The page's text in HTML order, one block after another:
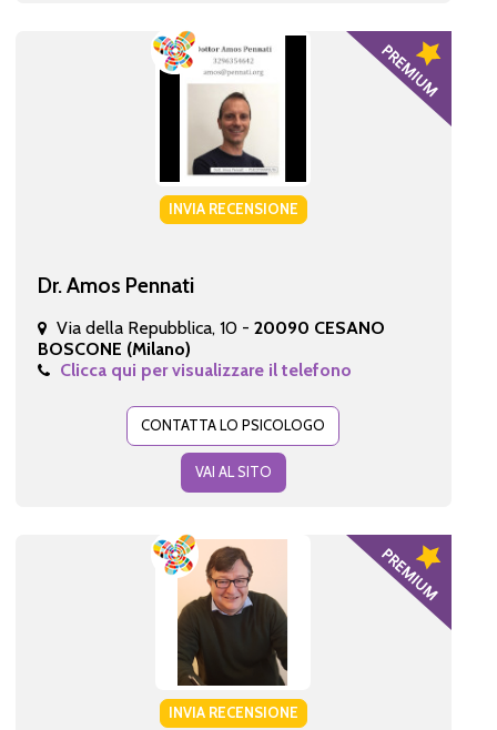
INVIA RECENSIONE
Dr. Amos Pennati
Via della Repubblica, 10 - 20090 CESANO
BOSCONE (Milano)
Clicca qui per visualizzare il telefono
CONTATTA LO PSICOLOGO
VAI AL SITO
INVIA RECENSIONE